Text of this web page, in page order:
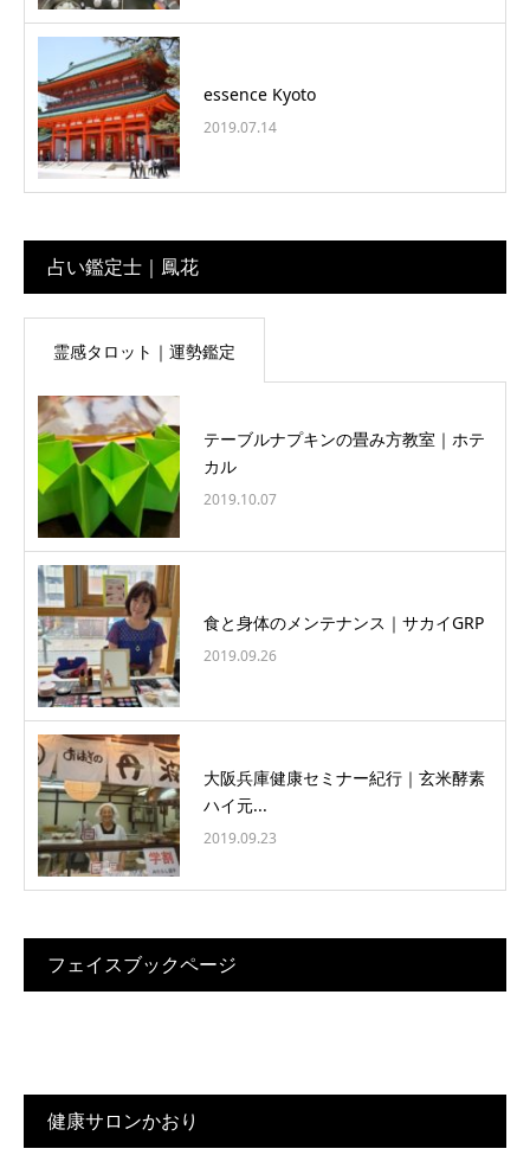
essence Kyoto
2019.07.14
占い鑑定士｜鳳花
霊感タロット｜運勢鑑定
テーブルナプキンの畳み方教室｜ホテ
カル
2019.10.07
食と身体のメンテナンス｜サカイGRP
2019.09.26
大阪兵庫健康セミナー紀行｜玄米酵素
ハイ元...
2019.09.23
フェイスブックページ
健康サロンかおり